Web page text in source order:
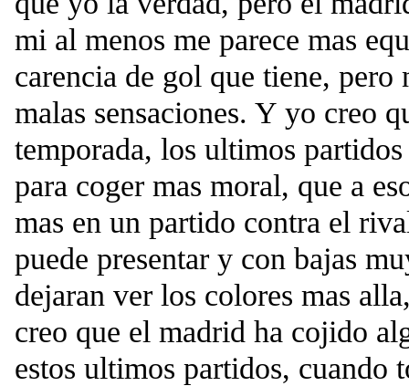
mi al menos me parece mas
carencia de gol que tiene, pero
malas sensaciones. Y yo creo
temporada, los ultimos
para coger mas moral, que a
mas en un partido contra el
puede presentar y con bajas
dejaran ver los colores mas
creo que el madrid ha cojido
estos ultimos partidos, cuando